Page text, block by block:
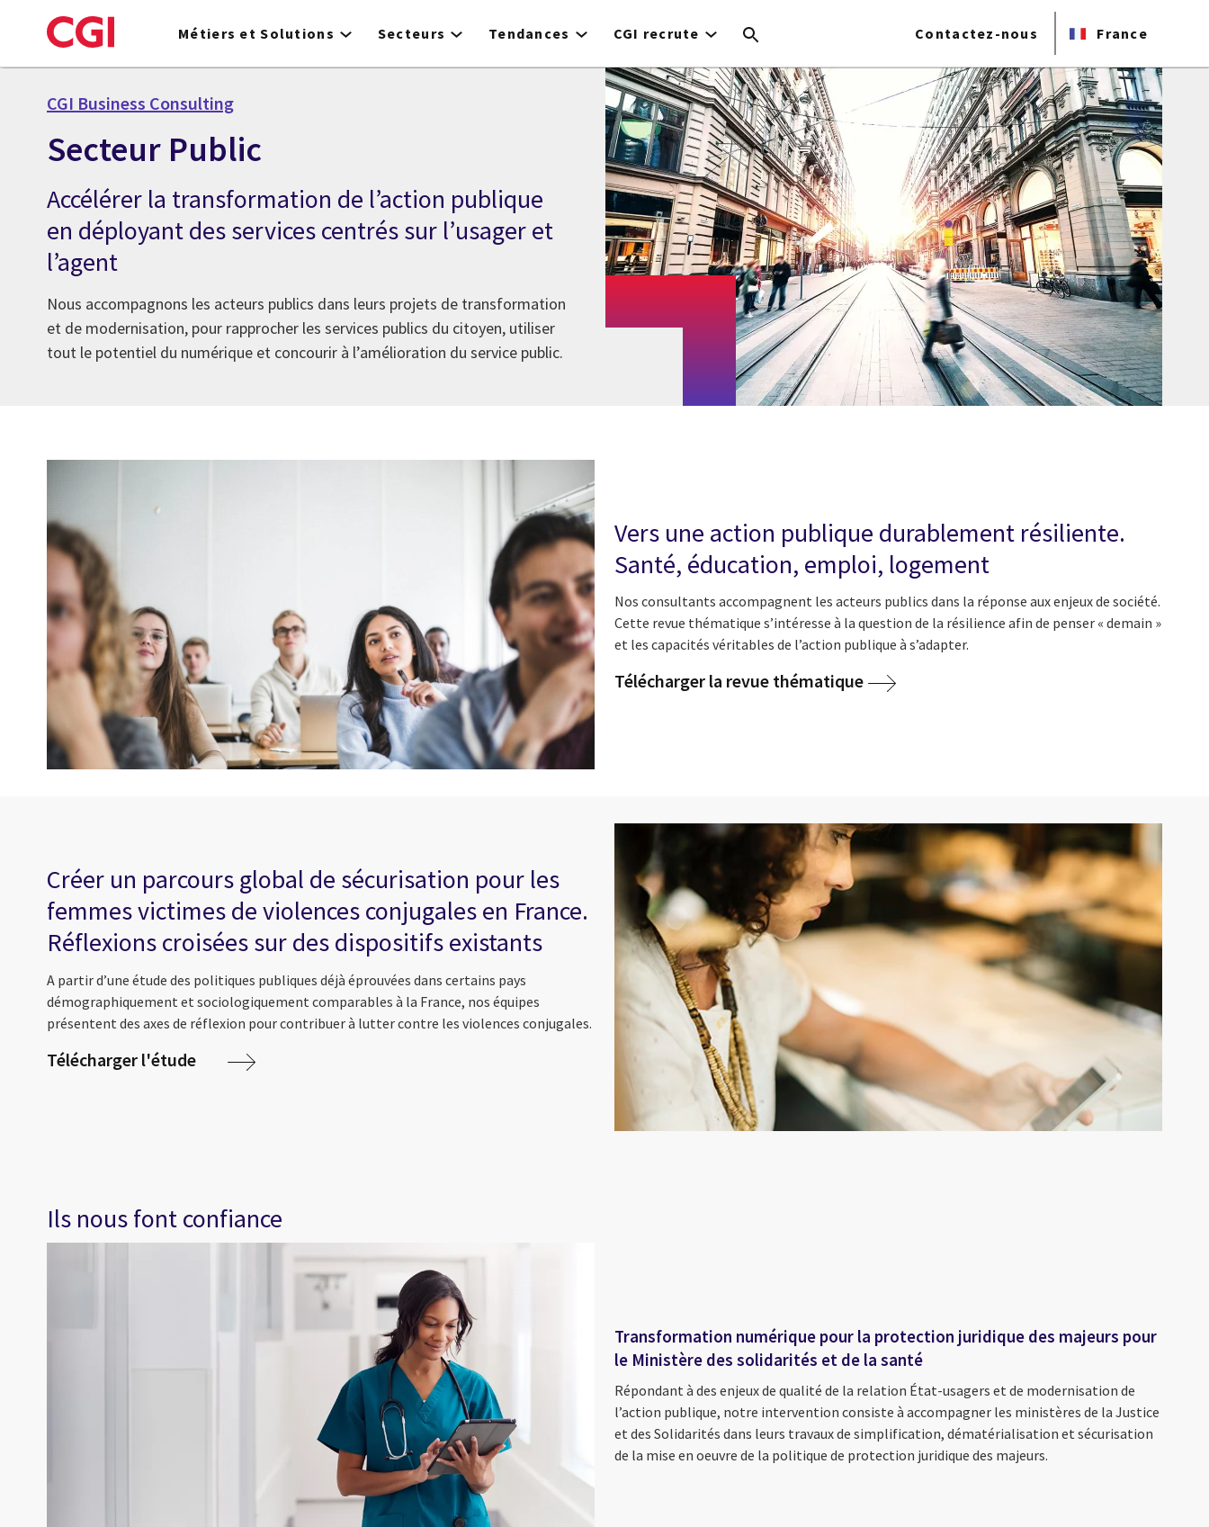
to
Métiers et Solutions Secteurs Tendances CGI recrute Contactez-nous France
CGI Business Consulting
Secteur Public
Accélérer la transformation de l’action publique
en déployant des services centrés sur l’usager et
l’agent
Nous accompagnons les acteurs publics dans leurs projets de transformation
et de modernisation, pour rapprocher les services publics du citoyen, utiliser
tout le potentiel du numérique et concourir à l’amélioration du service public.
Vers une action publique durablement résiliente.
Santé, éducation, emploi, logement
Nos consultants accompagnent les acteurs publics dans la réponse aux enjeux de société.
Cette revue thématique s’intéresse à la question de la résilience afin de penser « demain »
et les capacités véritables de l’action publique à s’adapter.
Télécharger la revue thématique
Créer un parcours global de sécurisation pour les
femmes victimes de violences conjugales en France.
Réflexions croisées sur des dispositifs existants
A partir d’une étude des politiques publiques déjà éprouvées dans certains pays
démographiquement et sociologiquement comparables à la France, nos équipes
présentent des axes de réflexion pour contribuer à lutter contre les violences conjugales.
Télécharger l'étude
Ils nous font confiance
Transformation numérique pour la protection juridique des majeurs pour
le Ministère des solidarités et de la santé
Répondant à des enjeux de qualité de la relation État-usagers et de modernisation de
l’action publique, notre intervention consiste à accompagner les ministères de la Justice
et des Solidarités dans leurs travaux de simplification, dématérialisation et sécurisation
de la mise en oeuvre de la politique de protection juridique des majeurs.